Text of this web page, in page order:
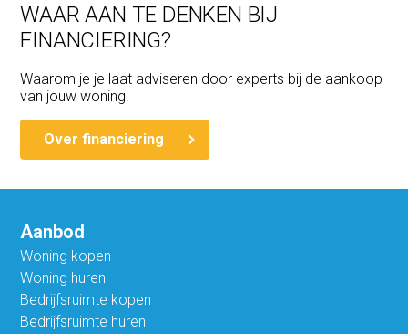
WAAR AAN TE DENKEN BIJ
FINANCIERING?
Waarom je je laat adviseren door experts bij de aankoop
van jouw woning.
Over financiering
Aanbod
Woning kopen
Woning huren
Bedrijfsruimte kopen
Bedrijfsruimte huren